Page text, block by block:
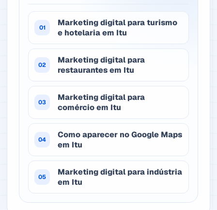
01
Marketing digital para turismo
e hotelaria em Itu
02
Marketing digital para
restaurantes em Itu
03
Marketing digital para
comércio em Itu
04
Como aparecer no Google Maps
em Itu
05
Marketing digital para indústria
em Itu